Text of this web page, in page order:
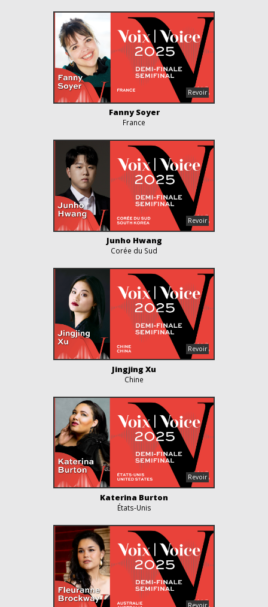
Fanny Soyer
France
Junho Hwang
Corée du Sud
Jingjing Xu
Chine
Katerina Burton
États-Unis